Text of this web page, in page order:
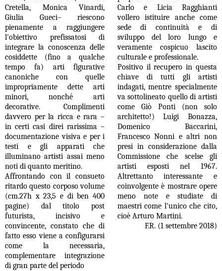
Cretella, Monica Vinardi,
Giulia Gueci– riescono
pienamente a raggiungere
l'obiettivo prefissatosi di
integrare la conoscenza delle
cosiddette (fino a qualche
tempo fa) arti figurative
canoniche con quelle
impropriamente dette arti
minori, nonché arti
decorative. Complimenti
davvero per la ricca e rara –
in certi casi direi rarissima –
documentazione visiva e per i
testi e gli apparati che
illuminano artisti assai meno
noti di quanto meritino.
Affrontando con il consueto
ritardo questo corposo volume
(cm.27h x 23,5 e di ben 400
pagine) dal titolo post
futurista, incisivo e
convincente, constato che di
fatto esso viene a configurarsi
come la necessaria,
complementare integrazione
di gran parte del periodo
Carlo e Licia Ragghianti
vollero istituire anche come
sede di continuità e di
sviluppo del loro lungo e
veramente cospicuo lascito
culturale e professionale.
Positivo il recupero in questa
chiave di tutti gli artisti
indagati, mentre specialmente
va sottolineato quello di artisti
come Giò Ponti (non solo
architetto!) Luigi Bonazza,
Domenico Baccarini,
Francesco Nonni e altri non
presi in considerazione dalla
Commissione che scelse gli
artisti esposti nel 1967.
Altrettanto interessante e
coinvolgente è mostrare opere
meno note e studiate di
maestri come l'unico che cito,
cioè Arturo Martini.
F.R. (1 settembre 2018)